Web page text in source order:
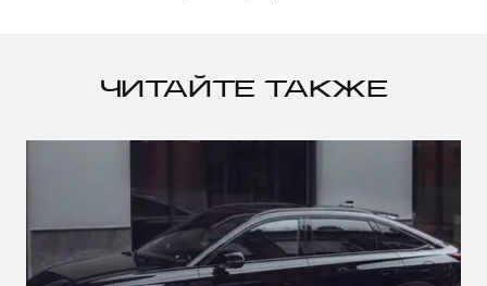
ЧИТАЙТЕ ТАКЖЕ